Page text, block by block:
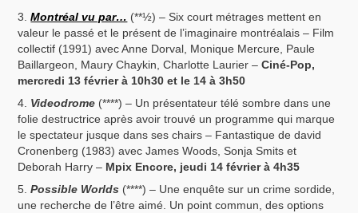
Montréal vu par… (**½) – Six court métrages mettent en
valeur le passé et le présent de l’imaginaire montréalais – Film
collectif (1991) avec Anne Dorval, Monique Mercure, Paule
Baillargeon, Maury Chaykin, Charlotte Laurier –Ciné-Pop,
mercredi 13 février à 10h30 et le 14 à 3h50
Videodrome (****) – Un présentateur télé sombre dans une
folie destructrice après avoir trouvé un programme qui marque
le spectateur jusque dans ses chairs – Fantastique de david
Cronenberg (1983) avec James Woods, Sonja Smits et
Deborah Harry – Mpix Encore, jeudi 14 février à 4h35
Possible Worlds (****) – Une enquête sur un crime sordide,
une recherche de l’être aimé. Un point commun, des options